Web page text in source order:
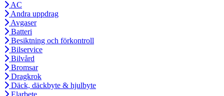
AC
Andra uppdrag
Avgaser
Batteri
Besiktning och förkontroll
Bilservice
Bilvård
Bromsar
Dragkrok
Däck, däckbyte & hjulbyte